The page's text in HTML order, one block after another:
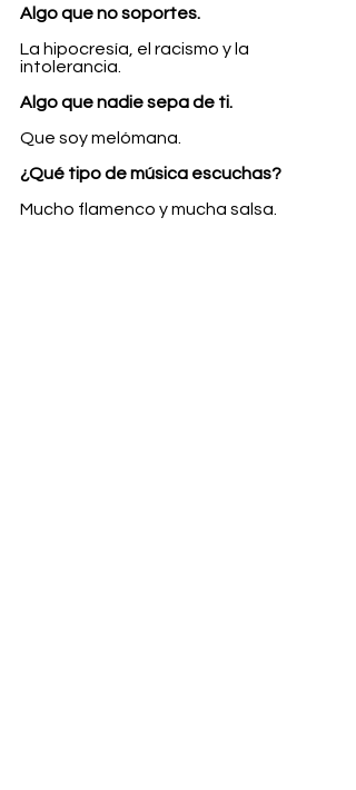
Algo que no soportes.
La hipocresía, el racismo y la
intolerancia.
Algo que nadie sepa de ti.
Que soy melómana.
¿Qué tipo de música escuchas?
Mucho flamenco y mucha salsa.